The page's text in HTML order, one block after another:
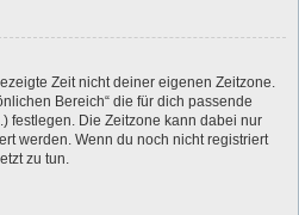
Zeit nicht deiner eigenen Zeitzone.
Bereich“ die für dich passende
festlegen. Die Zeitzone kann dabei nur
werden. Wenn du noch nicht registriert
zu tun.